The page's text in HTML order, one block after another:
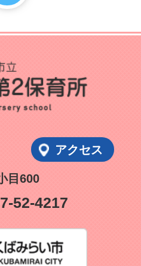
目600
アクセス
52-4217